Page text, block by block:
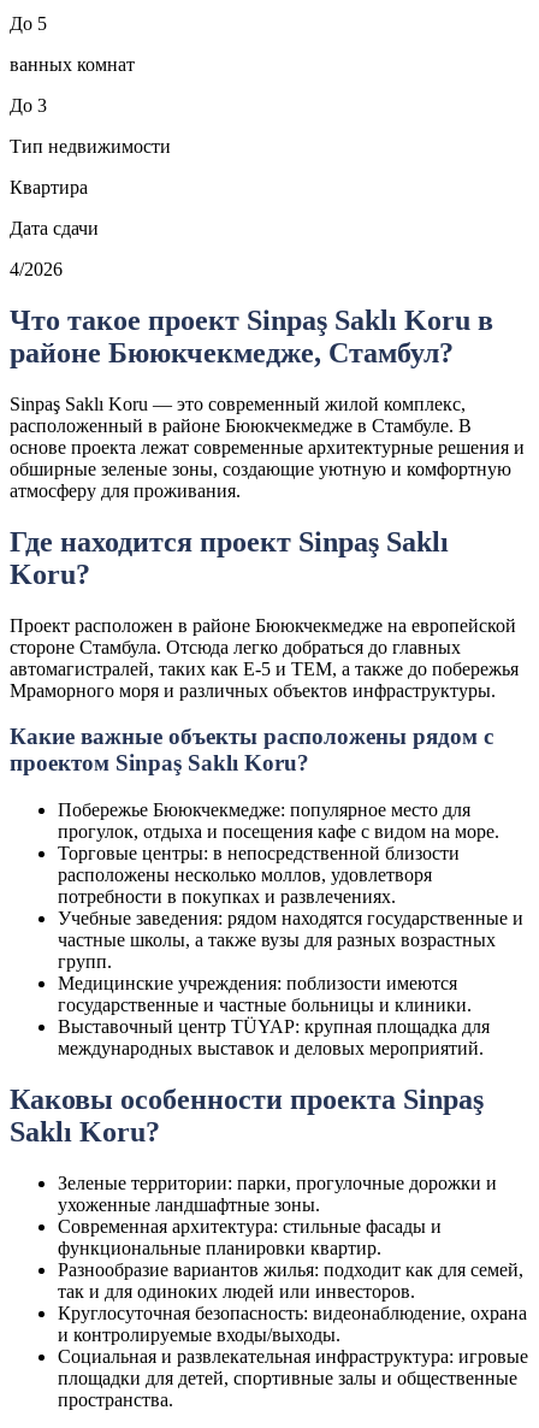
До 5
ванных комнат
До 3
Тип недвижимости
Квартира
Дата сдачи
4/2026
Что такое проект Sinpaş Saklı Koru в
районе Бююкчекмедже, Стамбул?
Sinpaş Saklı Koru — это современный жилой комплекс,
расположенный в районе Бююкчекмедже в Стамбуле. В
основе проекта лежат современные архитектурные решения и
обширные зеленые зоны, создающие уютную и комфортную
атмосферу для проживания.
Где находится проект Sinpaş Saklı
Koru?
Проект расположен в районе Бююкчекмедже на европейской
стороне Стамбула. Отсюда легко добраться до главных
автомагистралей, таких как E-5 и TEM, а также до побережья
Мраморного моря и различных объектов инфраструктуры.
Какие важные объекты расположены рядом с
проектом Sinpaş Saklı Koru?
Побережье Бююкчекмедже: популярное место для
прогулок, отдыха и посещения кафе с видом на море.
Торговые центры: в непосредственной близости
расположены несколько моллов, удовлетворя
потребности в покупках и развлечениях.
Учебные заведения: рядом находятся государственные и
частные школы, а также вузы для разных возрастных
групп.
Медицинские учреждения: поблизости имеются
государственные и частные больницы и клиники.
Выставочный центр TÜYAP: крупная площадка для
международных выставок и деловых мероприятий.
Каковы особенности проекта Sinpaş
Saklı Koru?
Зеленые территории: парки, прогулочные дорожки и
ухоженные ландшафтные зоны.
Современная архитектура: стильные фасады и
функциональные планировки квартир.
Разнообразие вариантов жилья: подходит как для семей,
так и для одиноких людей или инвесторов.
Круглосуточная безопасность: видеонаблюдение, охрана
и контролируемые входы/выходы.
Социальная и развлекательная инфраструктура: игровые
площадки для детей, спортивные залы и общественные
пространства.